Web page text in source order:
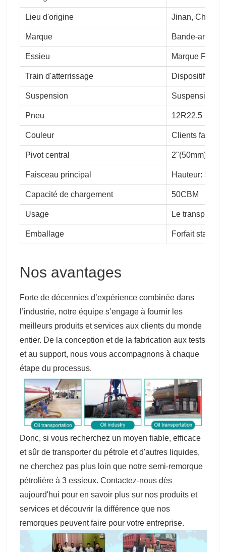
Lieu d'origine Jinan, Chine
Marque Bande-
Essieu Marque Fuwa
Train d'atterrissage Dispositif
Suspension Suspension
Pneu 12R22.5
Couleur Clients
Pivot central 2"(50mm) ou
Faisceau principal Hauteur:
Capacité de chargement 50CBM
Usage Le transport
Emballage Forfait
Nos avantages
Forte de décennies d’expérience combinée dans
l’industrie, notre équipe s’engage à fournir les
meilleurs produits et services aux clients du monde
entier. De la conception et de la fabrication aux tests
et au support, nous vous accompagnons à chaque
étape du processus.
Donc, si vous recherchez un moyen fiable, efficace
et sûr de transporter du pétrole et d'autres liquides,
ne cherchez pas plus loin que notre semi-remorque
pétrolière à 3 essieux. Contactez-nous dès
aujourd'hui pour en savoir plus sur nos produits et
services et découvrir la différence que nos
remorques peuvent faire pour votre entreprise.